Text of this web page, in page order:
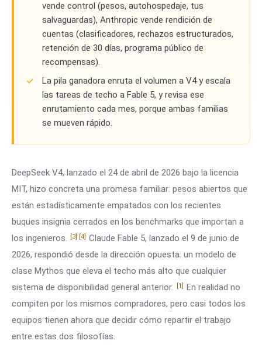
vende control (pesos, autohospedaje, tus
salvaguardas), Anthropic vende rendición de
cuentas (clasificadores, rechazos estructurados,
retención de 30 días, programa público de
recompensas).
La pila ganadora enruta el volumen a V4 y escala
las tareas de techo a Fable 5, y revisa ese
enrutamiento cada mes, porque ambas familias
se mueven rápido.
DeepSeek V4, lanzado el 24 de abril de 2026 bajo la licencia
MIT, hizo concreta una promesa familiar: pesos abiertos que
están estadísticamente empatados con los recientes
buques insignia cerrados en los benchmarks que importan a
los ingenieros.
[3] [4] Claude Fable 5, lanzado el 9 de junio de
2026, respondió desde la dirección opuesta: un modelo de
clase Mythos que eleva el techo más alto que cualquier
sistema de disponibilidad general anterior.
[1]
En realidad no
compiten por los mismos compradores, pero casi todos los
equipos tienen ahora que decidir cómo repartir el trabajo
entre estas dos filosofías.